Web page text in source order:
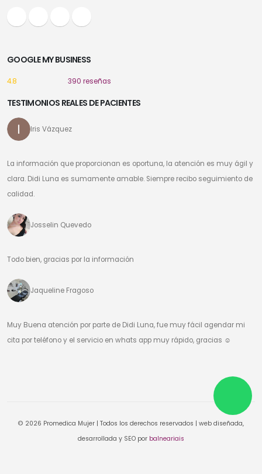
GOOGLE MY BUSINESS
4.8 390 reseñas
TESTIMONIOS REALES DE PACIENTES
Iris Vázquez
La información que proporcionan es oportuna, la atención es muy ágil y
clara. Didi Luna es sumamente amable. Siempre recibo seguimiento de
calidad.
Josselin Quevedo
Todo bien, gracias por la información
Jaqueline Fragoso
Muy Buena atención por parte de Didi Luna, fue muy fácil agendar mi
cita por teléfono y el servicio en whats app muy rápido, gracias ☺️
© 2026 Promedica Mujer | Todos los derechos reservados | web diseñada,
desarrollada y SEO por balneariais